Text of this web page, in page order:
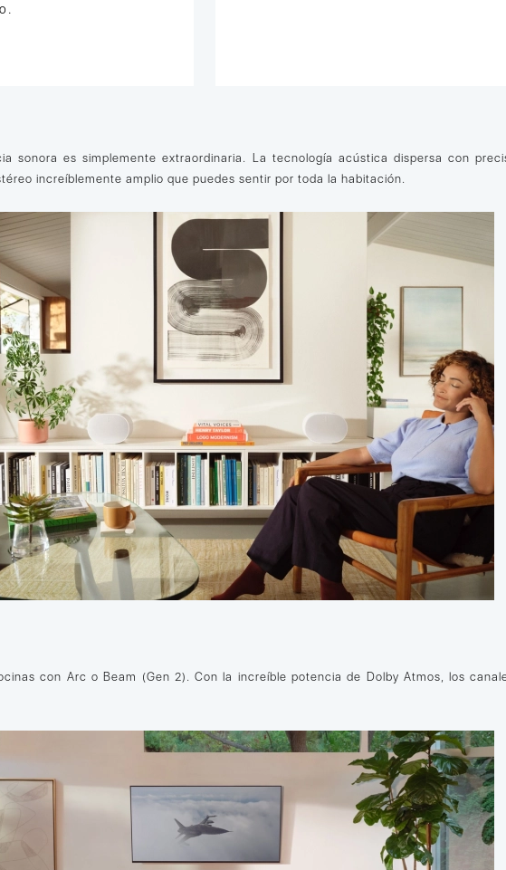
sonora es simplemente extraordinaria. La tecnología acústica dispersa con
increíblemente amplio que puedes sentir por toda la habitación.
con Arc o Beam (Gen 2). Con la increíble potencia de Dolby Atmos, los